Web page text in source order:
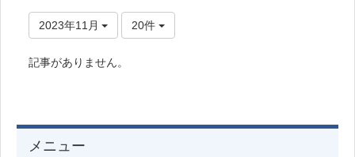
2023年11月 20件
記事がありません。
メニュー